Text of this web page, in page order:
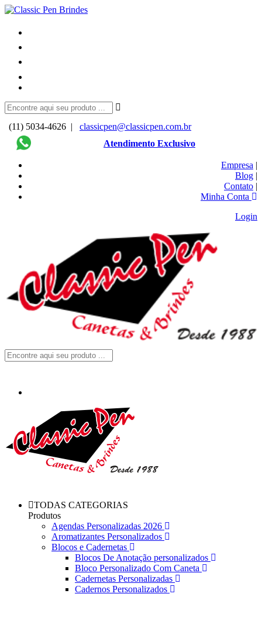
(11) 5034-4626 |
classicpen@classicpen.com.br
Atendimento Exclusivo
Empresa |
Blog |
Contato |
Minha Conta
Login
TODAS CATEGORIAS
Produtos
Agendas Personalizadas 2026
Aromatizantes Personalizados
Blocos e Cadernetas
Blocos De Anotação personalizados
Bloco Personalizado Com Caneta
Cadernetas Personalizadas
Cadernos Personalizados